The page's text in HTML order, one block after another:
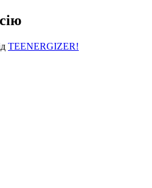
TEENERGIZER!